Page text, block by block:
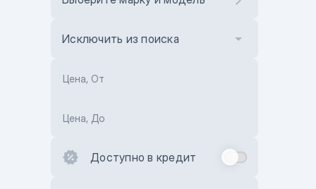
Исключить из поиска
Цена, От
Цена, До
Доступно в кредит